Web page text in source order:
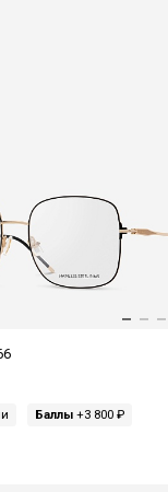
Баллы +3 800 ₽